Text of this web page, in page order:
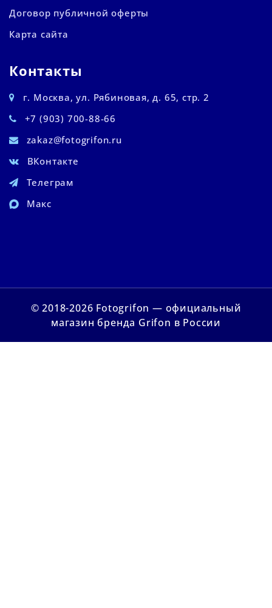
Договор публичной оферты
Карта сайта
Контакты
г. Москва, ул. Рябиновая, д. 65, стр. 2
+7 (903) 700-88-66
zakaz@fotogrifon.ru
ВКонтакте
Телеграм
Макс
© 2018-2026 Fotogrifon — официальный
магазин бренда Grifon в России